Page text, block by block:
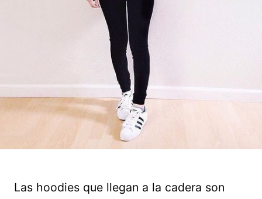
Las hoodies que llegan a la cadera son